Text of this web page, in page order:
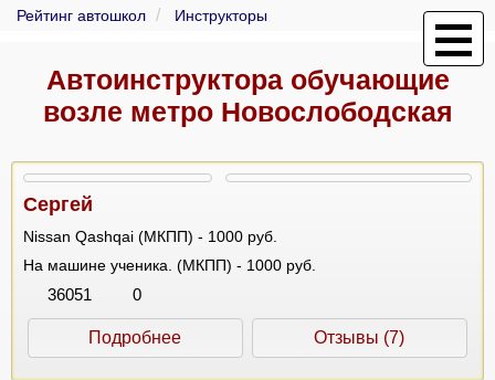
Рейтинг автошкол Инструкторы
Автоинструктора обучающие
возле метро Новослободская
Сергей
Nissan Qashqai (МКПП) - 1000 руб.
На машине ученика. (МКПП) - 1000 руб.
36051 0
Подробнее Отзывы (7)